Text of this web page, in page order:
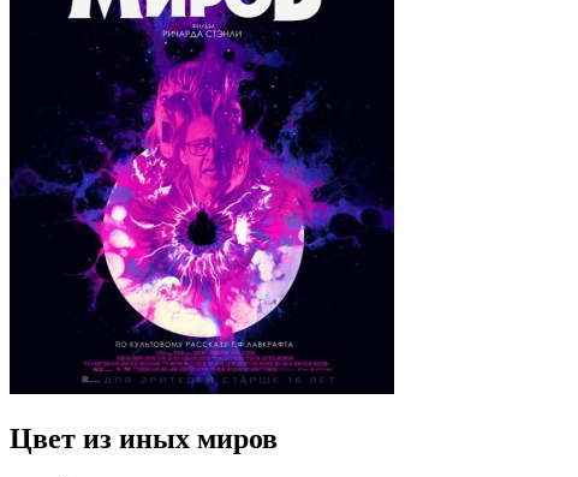
Цвет из иных миров